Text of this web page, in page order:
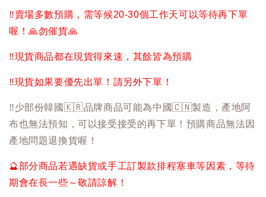
‼️賣場多數預購，需等候20-30個工作天可以等待再下單
喔！🙏勿催貨🙏
‼️現貨商品都在現貨得來速，其餘皆為預購
‼️現貨如果要優先出單！請另外下單！
‼️少部份韓國 🇰🇷品牌商品可能為中國🇨🇳製造，產地阿
布也無法預知，可以接受接受的再下單！預購商品無法因
產地問題退換貨喔！
🔮部分商品若遇缺貨或手工訂製款排程塞車等因素，等待
期會在長一些～敬請諒解！